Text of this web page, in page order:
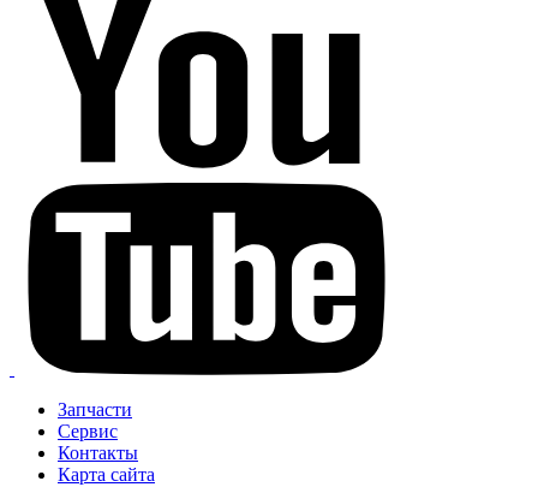
Запчасти
Сервис
Контакты
Карта сайта